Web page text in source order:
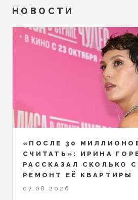
НОВОСТИ
«ПОСЛЕ 30
СЧИТАТЬ»: ИРИНА
РАССКАЗАЛ СКОЛЬКО
РЕМОНТ ЕЁ КВАРТИРЫ
07.08.2026